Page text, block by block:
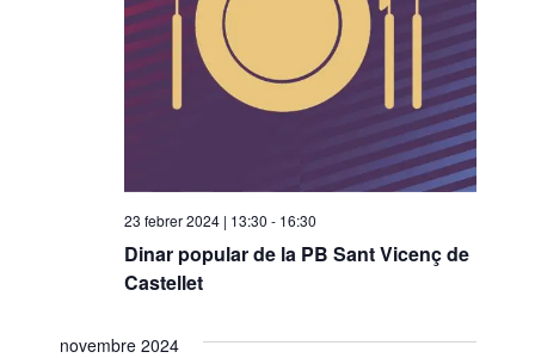
Dinar popular de la PB Sant Vicenç de
Castellet
23 febrer 2024 | 13:30 - 16:30
novembre 2024